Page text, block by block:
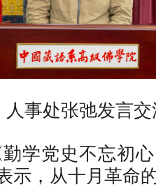
人事处张弛发言交
学党史不忘初
示，从十月革命